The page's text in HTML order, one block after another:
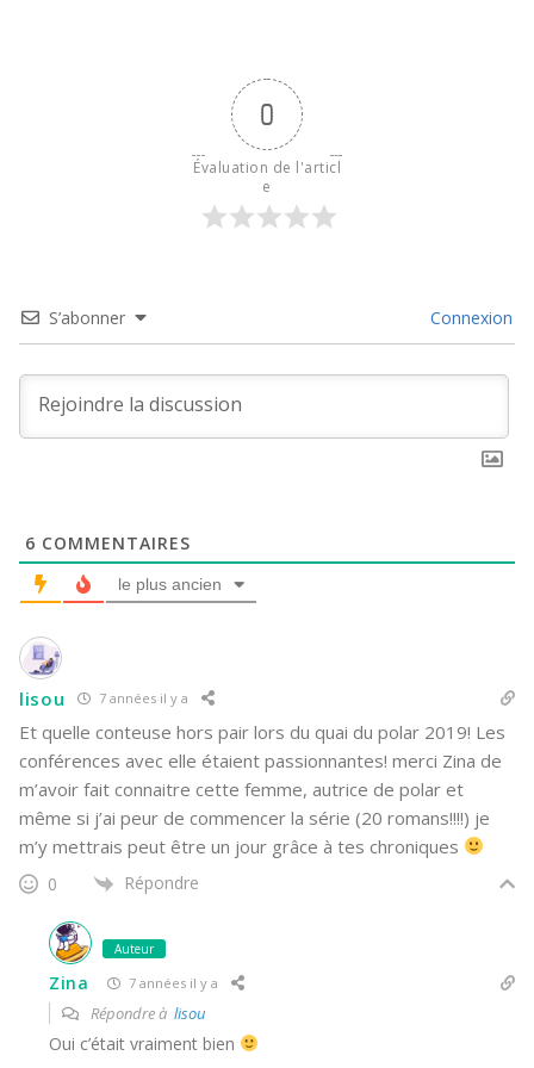
0
Évaluation de l'articl
e
S’abonner Connexion
6 COMMENTAIRES
le plus ancien
lisou 7 années il y a
Et quelle conteuse hors pair lors du quai du polar 2019! Les
conférences avec elle étaient passionnantes! merci Zina de
m’avoir fait connaitre cette femme, autrice de polar et
même si j’ai peur de commencer la série (20 romans!!!!) je
m’y mettrais peut être un jour grâce à tes chroniques
0 Répondre
Auteur
Zina 7 années il y a
Répondre à lisou
Oui c’était vraiment bien